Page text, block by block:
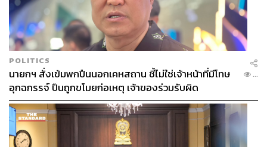
POLITICS
นายกฯ สั่งเข้มพกปืนนอกเคหสถาน ชี้ไม่ใช่เจ้าหน้าที่มีโทษ
อุกฉกรรจ์ ปืนถูกขโมยก่อเหตุ เจ้าของร่วมรับผิด
...